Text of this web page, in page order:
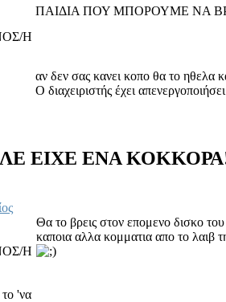
Η
ΠΑΙΔΙΑ ΠΟΥ ΜΠΟΡΟΥΜΕ ΝΑ
αν δεν σας κανει κοπο θα το ηθελα
Ο διαχειριστής έχει
ΕΙΧΕ ΕΝΑ
Η
το 'να
Θα το βρεις στον επομενο δισκο
καποια αλλα κομματια απο το λαιβ